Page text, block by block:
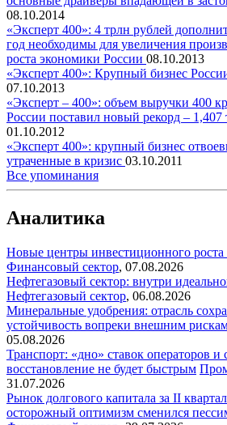
08.10.2014
«Эксперт 400»: 4 трлн рублей
год необходимы для увеличения
роста экономики России 08.10.2013
«Эксперт 400»: Крупный бизнес
07.10.2013
«Эксперт – 400»: объем выручки 400
России поставил новый рекорд – 1,407
01.10.2012
«Эксперт 400»: крупный бизнес
утраченные в кризис 03.10.2011
Все упоминания
Аналитика
Новые центры инвестиционного роста
Финансовый сектор, 07.08.2026
Нефтегазовый сектор: внутри
Нефтегазовый сектор, 06.08.2026
Минеральные удобрения: отрасль
устойчивость вопреки внешним
05.08.2026
Транспорт: «дно» ставок операторов и
восстановление не будет быстрым
31.07.2026
Рынок долгового капитала за II
осторожный оптимизм сменился